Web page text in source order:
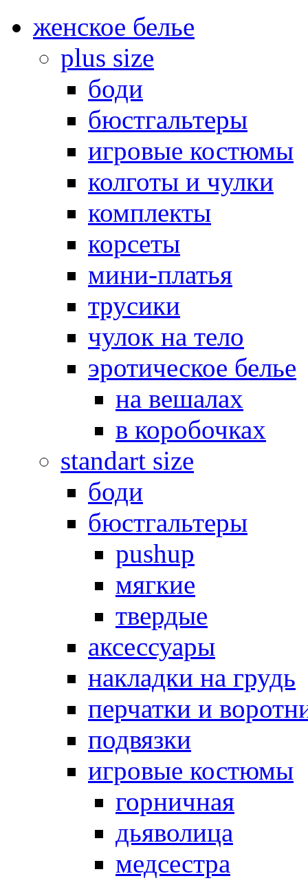
женское белье
plus size
боди
бюстгальтеры
игровые костюмы
колготы и чулки
комплекты
корсеты
мини-платья
трусики
чулок на тело
эротическое белье
на вешалах
в коробочках
standart size
боди
бюстгальтеры
pushup
мягкие
твердые
аксессуары
накладки на грудь
перчатки и
подвязки
игровые костюмы
горничная
дьяволица
медсестра